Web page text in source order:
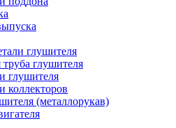
глушителя
глушителя
глушителя
коллекторов
(металлорукав)